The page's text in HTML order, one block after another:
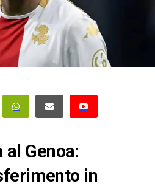
al Genoa:
in